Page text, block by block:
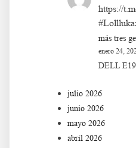
https://
más tres
enero 24,
DELL
julio 2026
junio 2026
mayo 2026
abril 2026